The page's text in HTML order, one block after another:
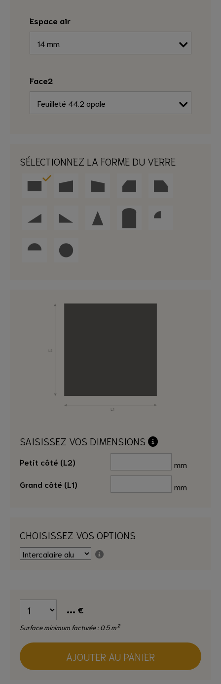
Espace air
Face2
SÉLECTIONNEZ LA FORME DU VERRE
SAISISSEZ VOS DIMENSIONS
Petit côté (L2)
mm
Grand côté (L1)
mm
CHOISISSEZ VOS OPTIONS
... €
Surface minimum facturée : 0.5 m²
AJOUTER AU PANIER